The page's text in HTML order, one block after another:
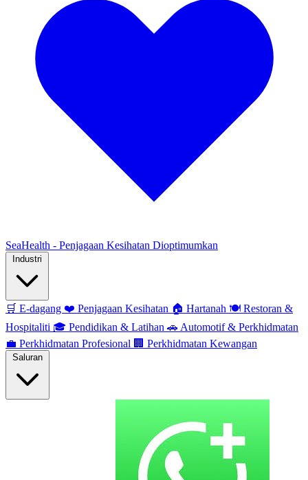
SeaHealth - Penjagaan Kesihatan Dioptimumkan
🛒 E-dagang ❤️ Penjagaan Kesihatan 🏠 Hartanah 🍽️ Restoran &
Hospitaliti 🎓 Pendidikan & Latihan 🚗 Automotif & Perkhidmatan
💼 Perkhidmatan Profesional 🏢 Perkhidmatan Kewangan